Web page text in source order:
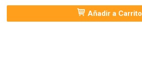
Añadir a Carrito